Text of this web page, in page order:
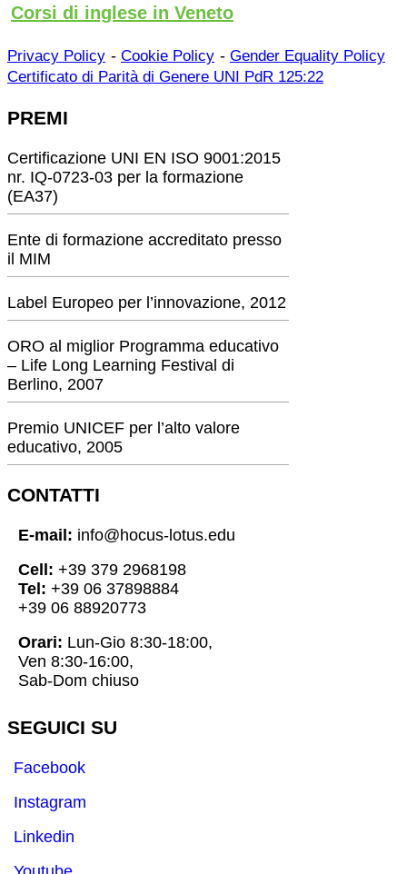
Corsi di inglese in Veneto
Privacy Policy - Cookie Policy - Gender Equality Policy
Certificato di Parità di Genere UNI PdR 125:22
PREMI
Certificazione UNI EN ISO 9001:2015
nr. IQ-0723-03 per la formazione
(EA37)
Ente di formazione accreditato presso
il MIM
Label Europeo per l’innovazione, 2012
ORO al miglior Programma educativo
– Life Long Learning Festival di
Berlino, 2007
Premio UNICEF per l’alto valore
educativo, 2005
CONTATTI
E-mail: info@hocus-lotus.edu
Cell: +39 379 2968198
Tel: +39 06 37898884
+39 06 88920773
Orari: Lun-Gio 8:30-18:00,
Ven 8:30-16:00,
Sab-Dom chiuso
SEGUICI SU
Facebook
Instagram
Linkedin